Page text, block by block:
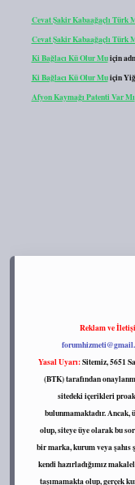
Cevat Şakir Kabaağaçlı Türk
Cevat Şakir Kabaağaçlı Türk
Ki Bağlacı Kü Olur Muiçin
Ki Bağlacı Kü Olur Muiçin
Afyon Kaymağı Patenti Var Mı
Reklam ve
Yasal Uyarı:Sitemiz, 5651
(BTK) tarafından
sitedeki içerikleri
bulunmamaktadır. Ancak,
olup, siteye üye olarak bu
bir marka, kurum veya şahıs
kendi hazırladığımız
taşımamakta olup, gerçek